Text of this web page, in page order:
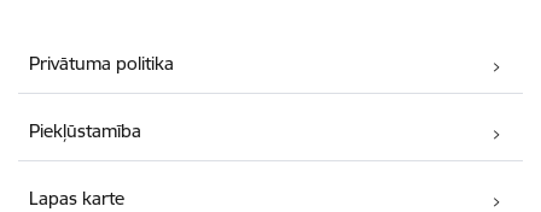
Privātuma politika
Piekļūstamība
Lapas karte